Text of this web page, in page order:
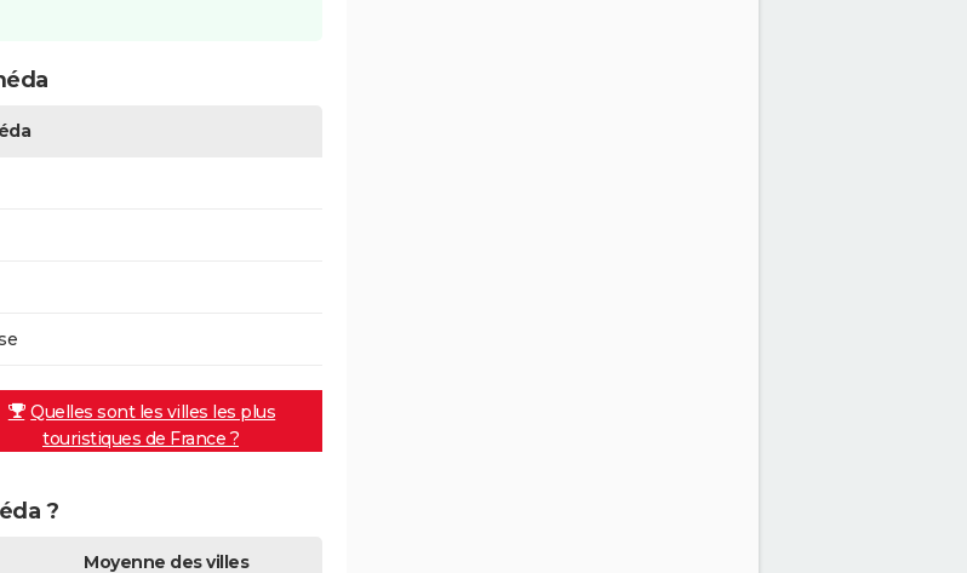
Quelles sont les villes les plus
touristiques de France ?
?
Moyenne des villes